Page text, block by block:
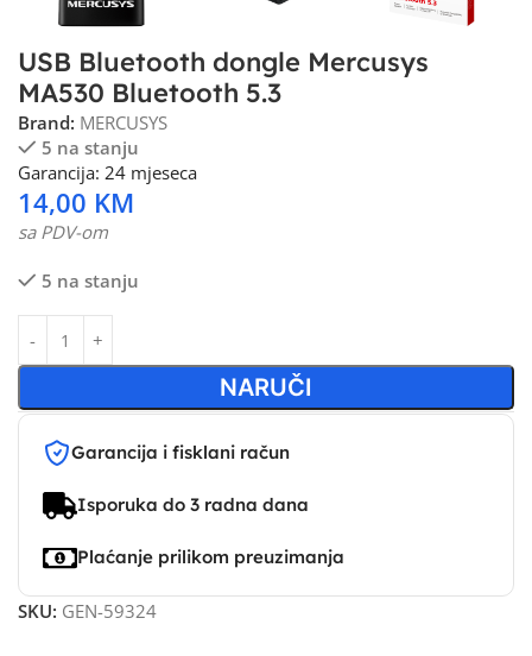
USB Bluetooth dongle Mercusys
MA530 Bluetooth 5.3
Brand: MERCUSYS
5 na stanju
Garancija: 24 mjeseca
14,00 KM
sa PDV-om
5 na stanju
NARUČI
Garancija i fisklani račun
Isporuka do 3 radna dana
Plaćanje prilikom preuzimanja
SKU: GEN-59324